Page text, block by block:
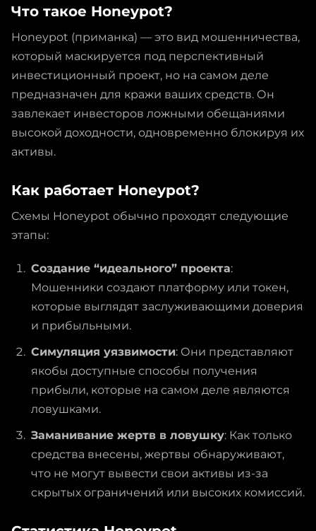
Что такое Honeypot?
Honeypot (приманка) — это вид мошенничества,
который маскируется под перспективный
инвестиционный проект, но на самом деле
предназначен для кражи ваших средств. Он
завлекает инвесторов ложными обещаниями
высокой доходности, одновременно блокируя их
активы.
Как работает Honeypot?
Схемы Honeypot обычно проходят следующие
этапы:
Создание “идеального” проекта:
Мошенники создают платформу или токен,
которые выглядят заслуживающими доверия
и прибыльными.
Симуляция уязвимости: Они представляют
якобы доступные способы получения
прибыли, которые на самом деле являются
ловушками.
Заманивание жертв в ловушку: Как только
средства внесены, жертвы обнаруживают,
что не могут вывести свои активы из-за
скрытых ограничений или высоких комиссий.